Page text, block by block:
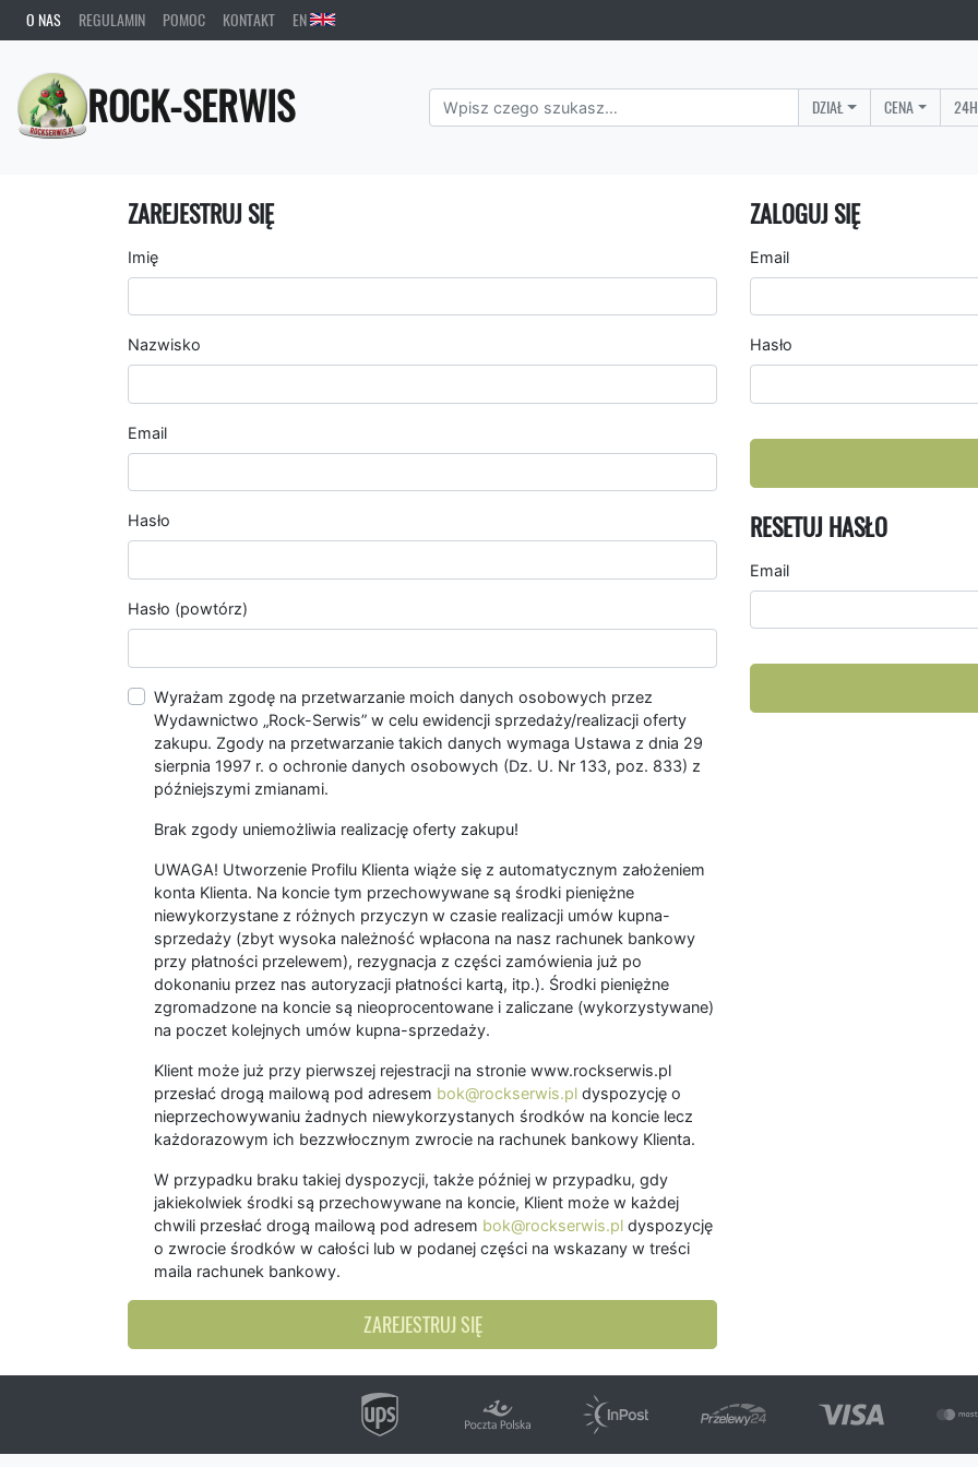
O NAS REGULAMIN POMOC KONTAKT EN
ROCK-SERWIS DZIAŁ CENA
ZAREJESTRUJ SIĘ
Imię
Nazwisko
Email
Hasło
Hasło (powtórz)
Wyrażam zgodę na przetwarzanie moich danych osobowych przez
Wydawnictwo „Rock-Serwis” w celu ewidencji sprzedaży/realizacji oferty
zakupu. Zgody na przetwarzanie takich danych wymaga Ustawa z dnia 29
sierpnia 1997 r. o ochronie danych osobowych (Dz. U. Nr 133, poz. 833) z
późniejszymi zmianami.
Brak zgody uniemożliwia realizację oferty zakupu!
UWAGA! Utworzenie Profilu Klienta wiąże się z automatycznym założeniem
konta Klienta. Na koncie tym przechowywane są środki pieniężne
niewykorzystane z różnych przyczyn w czasie realizacji umów kupna-
sprzedaży (zbyt wysoka należność wpłacona na nasz rachunek bankowy
przy płatności przelewem), rezygnacja z części zamówienia już po
dokonaniu przez nas autoryzacji płatności kartą, itp.). Środki pieniężne
zgromadzone na koncie są nieoprocentowane i zaliczane (wykorzystywane)
na poczet kolejnych umów kupna-sprzedaży.
Klient może już przy pierwszej rejestracji na stronie www.rockserwis.pl
przesłać drogą mailową pod adresem bok@rockserwis.pl dyspozycję o
nieprzechowywaniu żadnych niewykorzystanych środków na koncie lecz
każdorazowym ich bezzwłocznym zwrocie na rachunek bankowy Klienta.
W przypadku braku takiej dyspozycji, także później w przypadku, gdy
jakiekolwiek środki są przechowywane na koncie, Klient może w każdej
chwili przesłać drogą mailową pod adresem bok@rockserwis.pl dyspozycję
o zwrocie środków w całości lub w podanej części na wskazany w treści
maila rachunek bankowy.
ZAREJESTRUJ SIĘ
ZALOGUJ SIĘ
Email
Hasło
RESETUJ HASŁO
Email